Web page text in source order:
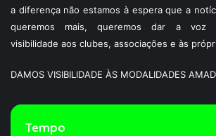
a diferença não estamos à espera que a
queremos mais, queremos dar a voz
visibilidade aos clubes, associações e às
DAMOS VISIBILIDADE ÀS MODALIDADES
Tempo